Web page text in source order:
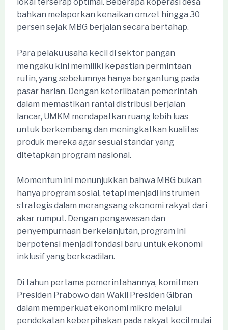
bahkan melaporkan kenaikan omzet hingga 30
persen sejak MBG berjalan secara bertahap.
Para pelaku usaha kecil di sektor pangan
mengaku kini memiliki kepastian permintaan
rutin, yang sebelumnya hanya bergantung pada
pasar harian. Dengan keterlibatan pemerintah
dalam memastikan rantai distribusi berjalan
lancar, UMKM mendapatkan ruang lebih luas
untuk berkembang dan meningkatkan kualitas
produk mereka agar sesuai standar yang
ditetapkan program nasional.
Momentum ini menunjukkan bahwa MBG bukan
hanya program sosial, tetapi menjadi instrumen
strategis dalam merangsang ekonomi rakyat dari
akar rumput. Dengan pengawasan dan
penyempurnaan berkelanjutan, program ini
berpotensi menjadi fondasi baru untuk ekonomi
inklusif yang berkeadilan.
Di tahun pertama pemerintahannya, komitmen
Presiden Prabowo dan Wakil Presiden Gibran
dalam memperkuat ekonomi mikro melalui
pendekatan keberpihakan pada rakyat kecil mulai